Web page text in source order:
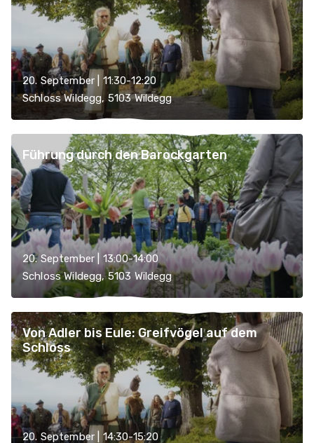
20. September | 11:30-12:20
Schloss Wildegg, 5103 Wildegg
Führung durch den Barockgarten
20. September | 13:00-14:00
Schloss Wildegg, 5103 Wildegg
Von Adler bis Eule: Greifvögel auf dem
Schloss
20. September | 14:30-15:20